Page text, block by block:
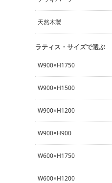
天然木製
ラティス・サイズで選ぶ
W900×H1750
W900×H1500
W900×H1200
W900×H900
W600×H1750
W600×H1200